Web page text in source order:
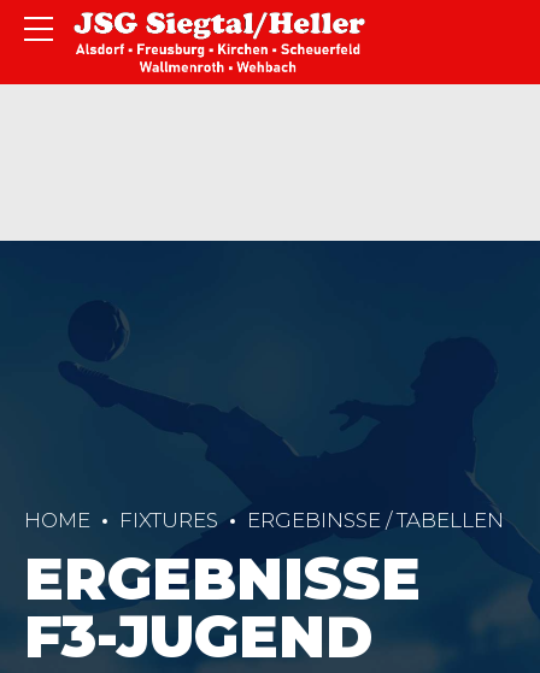
HOME FIXTURES ERGEBINSSE / TABELLEN
ERGEBNISSE
F3-JUGEND